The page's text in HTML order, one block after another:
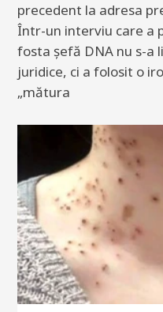
precedent la adresa
Într-un interviu care a
fosta șefă DNA nu s-
juridice, ci a folosit o
„mătura